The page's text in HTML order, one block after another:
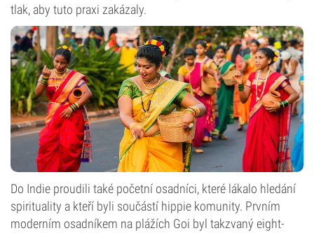
tlak, aby tuto praxi zakázaly.
Do Indie proudili také početní osadníci, které lákalo hledání
spirituality a kteří byli součástí hippie komunity. Prvním
moderním osadníkem na plážích Goi byl takzvaný eight-